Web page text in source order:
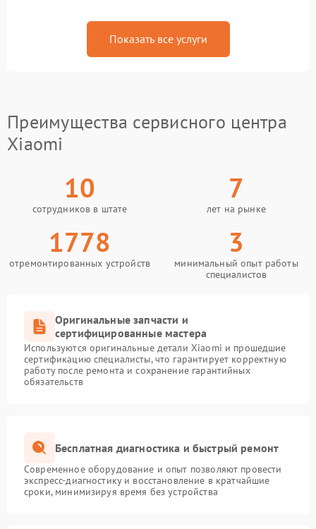
Показать все услуги
Преимущества сервисного центра
Xiaomi
10
сотрудников в штате
7
лет на рынке
1778
отремонтированных устройств
3
минимальный опыт работы
специалистов
Оригинальные запчасти и
сертифицированные мастера
Используются оригинальные детали Xiaomi и прошедшие
сертификацию специалисты, что гарантирует корректную
работу после ремонта и сохранение гарантийных
обязательств
Бесплатная диагностика и быстрый ремонт
Современное оборудование и опыт позволяют провести
экспресс-диагностику и восстановление в кратчайшие
сроки, минимизируя время без устройства